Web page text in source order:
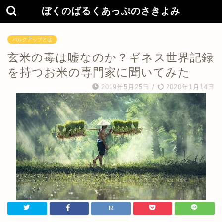
ぼくのばるくあっぷのさきよみ
バルクアップとは
玄米の毒は嘘なのか？ギネス世界記録
を持つお米の専門家に聞いてみた
2019年5月25日 / 2020年1月14日